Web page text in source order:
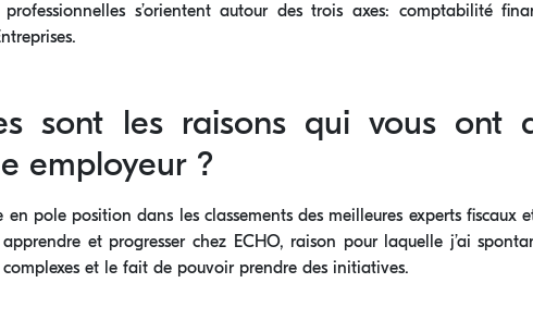
professionnelles s’orientent autour des trois axes: comptabilité
sont les raisons qui vous ont
employeur ?
en pole position dans les classements des meilleures experts fiscaux
et progresser chez ECHO, raison pour laquelle j’ai
complexes et le fait de pouvoir prendre des initiatives.